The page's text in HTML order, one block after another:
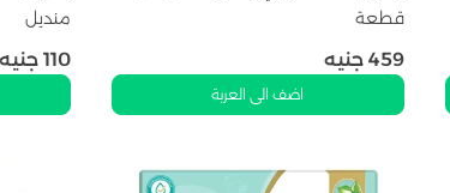
قطعة
459 جنيه
اضف الى العربة
منديل
110 جنيه